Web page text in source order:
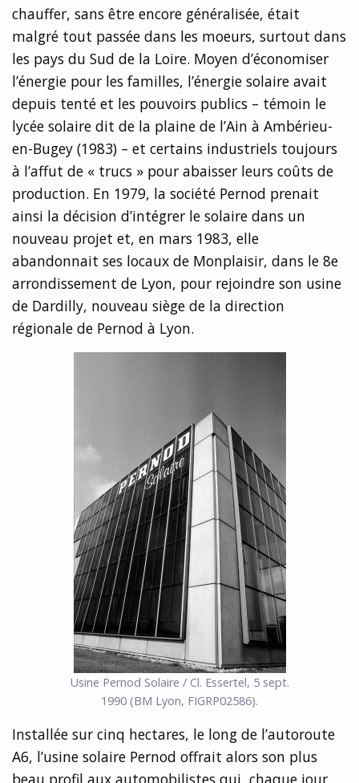
chauffer, sans être encore généralisée, était
malgré tout passée dans les moeurs, surtout dans
les pays du Sud de la Loire. Moyen d’économiser
l’énergie pour les familles, l’énergie solaire avait
depuis tenté et les pouvoirs publics – témoin le
lycée solaire dit de la plaine de l’Ain à Ambérieu-
en-Bugey (1983) – et certains industriels toujours
à l’affut de « trucs » pour abaisser leurs coûts de
production. En 1979, la société Pernod prenait
ainsi la décision d’intégrer le solaire dans un
nouveau projet et, en mars 1983, elle
abandonnait ses locaux de Monplaisir, dans le 8e
arrondissement de Lyon, pour rejoindre son usine
de Dardilly, nouveau siège de la direction
régionale de Pernod à Lyon.
Usine Pernod Solaire / Cl. Essertel, 5 sept.
1990 (BM Lyon, FIGRP02586).
Installée sur cinq hectares, le long de l’autoroute
A6, l’usine solaire Pernod offrait alors son plus
beau profil aux automobilistes qui, chaque jour,